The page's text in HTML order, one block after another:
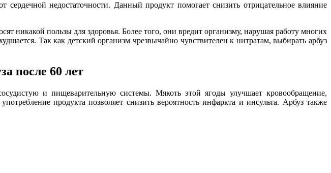
недостаточности. Данный продукт помогает снизить отрицательное влияние
никакой пользы для здоровья. Более того, они вредит организму, нарушая работу многих
Так как детский организм чрезвычайно чувствителен к нитратам, выбирать арбуз
после 60 лет
и пищеварительную системы. Мякоть этой ягоды улучшает кровообращение,
продукта позволяет снизить вероятность инфаркта и инсульта. Арбуз также